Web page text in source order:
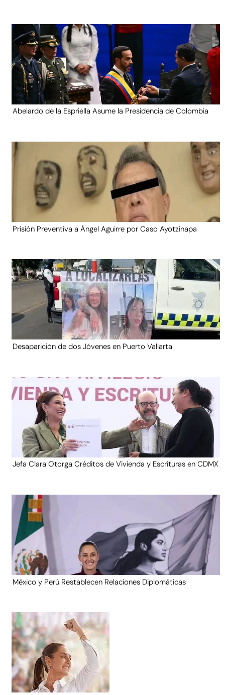
Abelardo de la Espriella Asume la Presidencia de Colombia
Prisión Preventiva a Ángel Aguirre por Caso Ayotzinapa
Desaparición de dos Jóvenes en Puerto Vallarta
Jefa Clara Otorga Créditos de Vivienda y Escrituras en CDMX
México y Perú Restablecen Relaciones Diplomáticas